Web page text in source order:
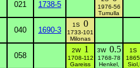
021 1738-5
1976-56
Tumulla
040 1690-3
1S 0
1733-101
Milonas
058
2W 1
1708-112
Gareiss
3W 0.5
1768-78
Henkel,
1S